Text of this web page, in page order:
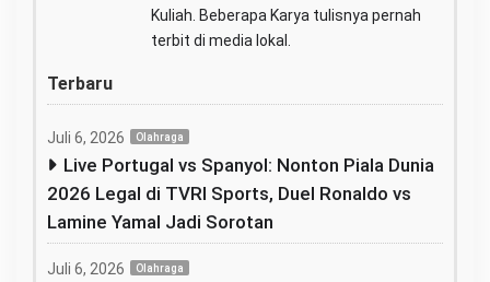
Kuliah. Beberapa Karya tulisnya pernah
terbit di media lokal.
Terbaru
Juli 6, 2026 Olahraga
Live Portugal vs Spanyol: Nonton Piala Dunia
2026 Legal di TVRI Sports, Duel Ronaldo vs
Lamine Yamal Jadi Sorotan
Juli 6, 2026 Olahraga